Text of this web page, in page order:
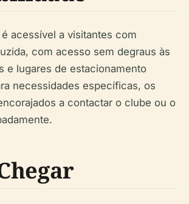
acessível a visitantes com
com acesso sem degraus às
e lugares de estacionamento
necessidades específicas, os
a contactar o clube ou o